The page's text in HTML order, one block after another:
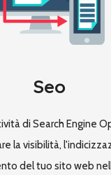
Seo
di Search Engine
la visibilità,
del tuo sito web